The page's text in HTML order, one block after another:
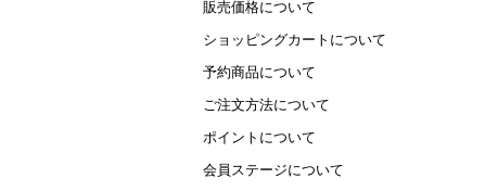
販売価格について
ショッピングカートについて
予約商品について
ご注文方法について
ポイントについて
会員ステージについて